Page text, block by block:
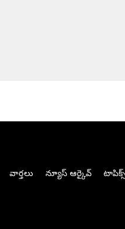
వార్తలు న్యూస్ ఆర్కైవ్